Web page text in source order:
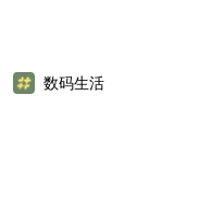
数码生活